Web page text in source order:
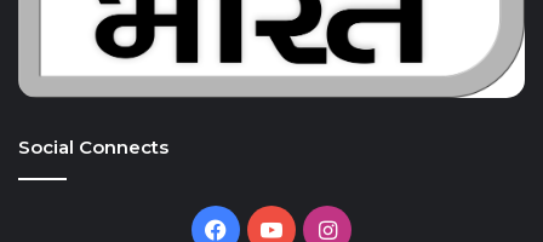
Social Connects
Facebook
YouTubeInstagram